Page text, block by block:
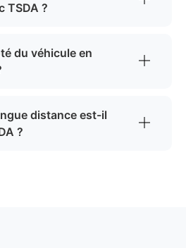
TSDA ?
du véhicule en
distance est-il
?